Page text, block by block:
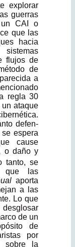
explorar
guerras
un CAI o
que las
hacia
flujos de
de
a
regla 30
un ataque
defen­
espera
cause
o daño y
tanto, se
que las
aporta
a las
Lo que
de un
de
por
sobre la